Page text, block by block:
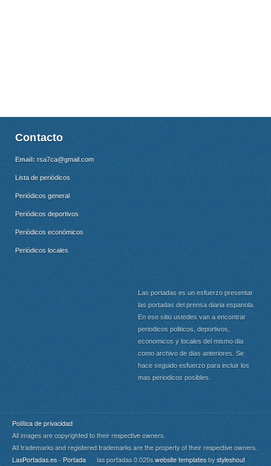
Contacto
Email: rsa7ca@gmail.com
Lista de periódicos
Periódicos general
Periódicos deportivos
Periódicos económicos
Periódicos locales
Las portadas es un esfuerzo presentar
las portadas del prensa diaria espanola.
En ese sitio ustedes van a encontrar
periodicos politicos, deportivos,
economicos y locales del mismo dia
como archivo de dias anteriores. Se
hace seguido esfuerzo para incluir los
mas periodicos posibles.
Política de privacidad
All images are copyrighted to their respective owners.
All trademarks and registered trademarks are the property of their respective owners.
LasPortadas.es - Portada las portadas 0.020s website templates by styleshout